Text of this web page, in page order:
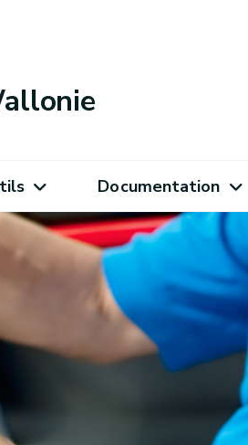
Documentation